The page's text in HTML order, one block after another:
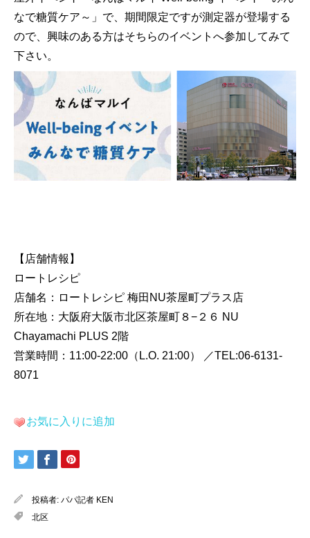
なで糖質ケア～」で、期間限定ですが測定器が登場する
ので、興味のある方はそちらのイベントへ参加してみて
下さい。
【店舗情報】
ロートレシピ
店舗名：ロートレシピ 梅田NU茶屋町プラス店
所在地：大阪府大阪市北区茶屋町８−２６ NU
Chayamachi PLUS 2階
営業時間：11:00-22:00（L.O. 21:00） ／TEL:06-6131-
8071
お気に入りに追加
投稿者: パパ記者 KEN
北区